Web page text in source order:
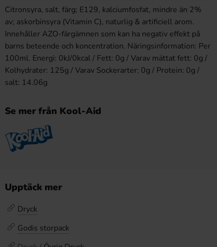
Citronsyra, salt, färg; E129, kalciumfosfat, mindre än 2%
av; askorbinsyra (Vitamin C), naturlig & artificiell arom.
Innehåller AZO-färgämnen som kan ha negativ effekt på
barns beteende och koncentration. Näringsinformation: Per
100ml. Energi: 0kJ/0kcal / Fett: 0g / Varav mättat fett: 0g /
Kolhydrater: 125g / Varav Sockerarter: 0g / Protein: 0g /
salt: 14.06g
Se mer från Kool-Aid
Upptäck mer
Dryck
Godis storpack